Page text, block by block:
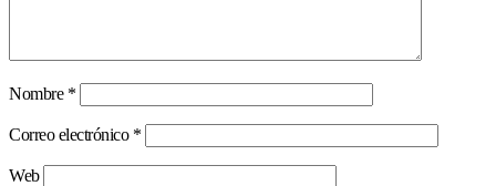
Nombre *
Correo electrónico *
Web